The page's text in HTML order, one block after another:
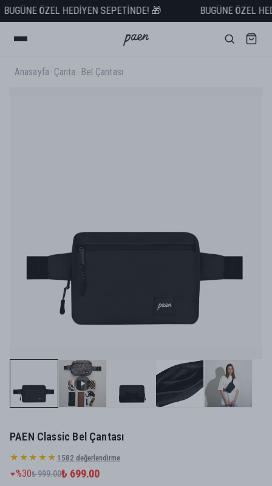
ÖZEL HEDİYEN SEPETİNDE! 🎁
BUGÜNE ÖZEL
SEPETTE NET %50 İNDİRİM! 🚨
Anasayfa Çanta Bel Çantası
PAEN Classic Bel Çantası
★★★★★ 1582 değerlendirme
%30₺ 999.00₺ 699.00